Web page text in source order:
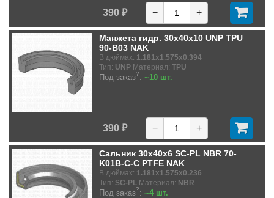
390 ₽ − +
Манжета гидр. 30x40x10 UNP TPU
90-B03 NAK
В дюймах: 1.181x1.575x0.394
Тип: UNP Материал: TPU
Под заказ?: ~10 шт.
390 ₽ − +
Сальник 30x40x6 SC-PL NBR 70-
K01B-C-C PTFE NAK
В дюймах: 1.181x1.575x0.236
Тип: SC-PL Материал: NBR
Под заказ?: ~4 шт.